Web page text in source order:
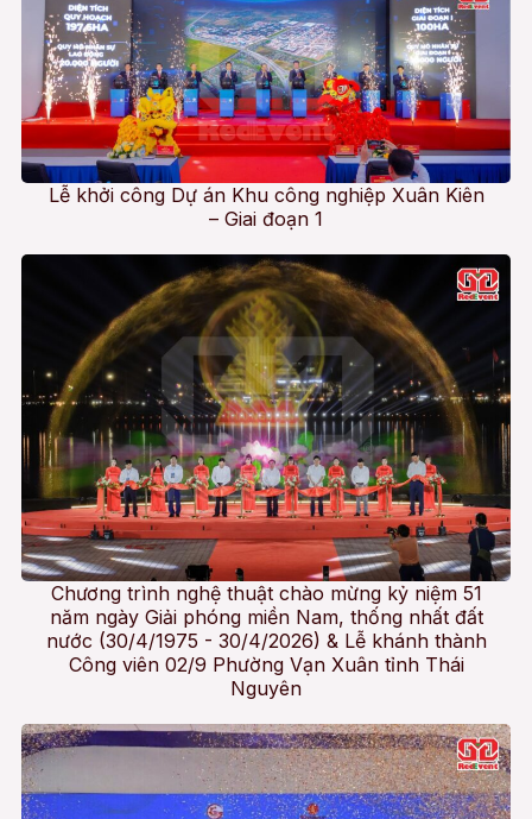
Lễ khởi công Dự án Khu công nghiệp Xuân Kiên
– Giai đoạn 1
Chương trình nghệ thuật chào mừng kỷ niệm 51
năm ngày Giải phóng miền Nam, thống nhất đất
nước (30/4/1975 - 30/4/2026) & Lễ khánh thành
Công viên 02/9 Phường Vạn Xuân tỉnh Thái
Nguyên